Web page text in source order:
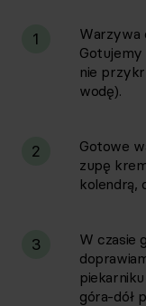
1
Warzywa
Gotujemy
nie
wodę).
2
Gotowe
zupę
kolendrą,
3
W czasie
góra-dół